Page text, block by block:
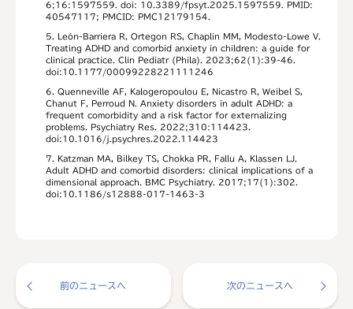
6;16:1597559. doi: 10.3389/fpsyt.2025.1597559. PMID:
40547117; PMCID: PMC12179154.
5. León-Barriera R, Ortegon RS, Chaplin MM, Modesto-Lowe V.
Treating ADHD and comorbid anxiety in children: a guide for
clinical practice. Clin Pediatr (Phila). 2023;62(1):39-46.
doi:10.1177/00099228221111246
6. Quenneville AF, Kalogeropoulou E, Nicastro R, Weibel S,
Chanut F, Perroud N. Anxiety disorders in adult ADHD: a
frequent comorbidity and a risk factor for externalizing
problems. Psychiatry Res. 2022;310:114423.
doi:10.1016/j.psychres.2022.114423
7. Katzman MA, Bilkey TS, Chokka PR, Fallu A, Klassen LJ.
Adult ADHD and comorbid disorders: clinical implications of a
dimensional approach. BMC Psychiatry. 2017;17(1):302.
doi:10.1186/s12888-017-1463-3
前のニュースへ 次のニュースへ